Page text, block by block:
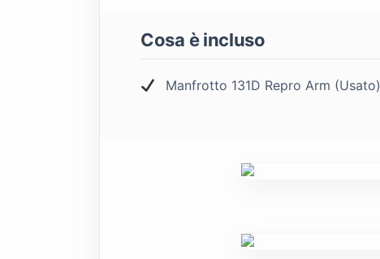
Cosa è incluso
Manfrotto 131D Repro Arm (Usato)